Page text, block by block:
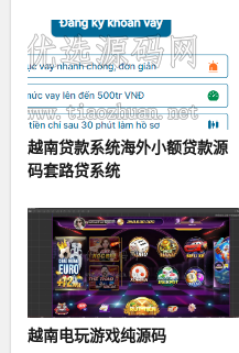
越南贷款系统海外小额贷款源
码套路贷系统
越南电玩游戏纯源码